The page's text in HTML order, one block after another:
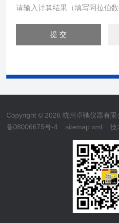
请输入计算结果（填写阿拉伯
Copyright © 2026 杭州卓驰仪器有
备08006675号-4
sitemap.xml 技